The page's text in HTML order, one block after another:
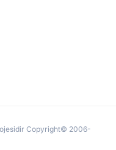
Copyright© 2006-